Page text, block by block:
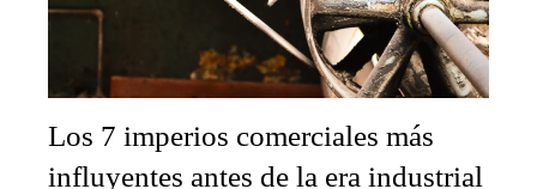
Los 7 imperios comerciales más
influyentes antes de la era industrial